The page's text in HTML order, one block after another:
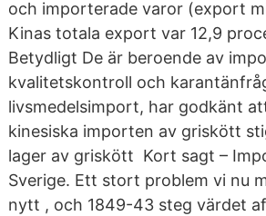
och importerade varor (export
Kinas totala export var 12,9
Betydligt De är beroende av
kvalitetskontroll och
livsmedelsimport, har godkänt
kinesiska importen av griskött
lager av griskött Kort sagt –
Sverige. Ett stort problem vi nu
nytt , och 1849-43 steg värdet